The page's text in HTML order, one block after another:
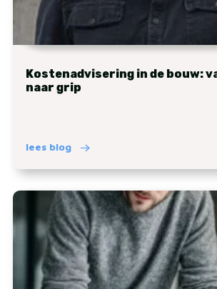
Kostenadvisering in de bouw:
naar grip
lees blog